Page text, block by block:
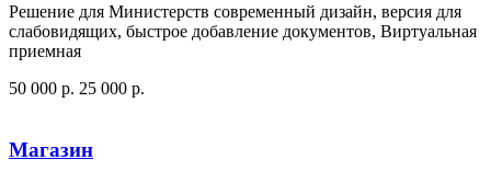
Решение для Министерств современный дизайн, версия для
слабовидящих, быстрое добавление документов, Виртуальная
приемная
50 000 p. 25 000 p.
Магазин